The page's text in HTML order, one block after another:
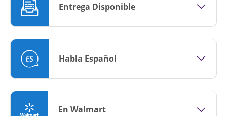
Entrega Disponible
Habla Español
En Walmart